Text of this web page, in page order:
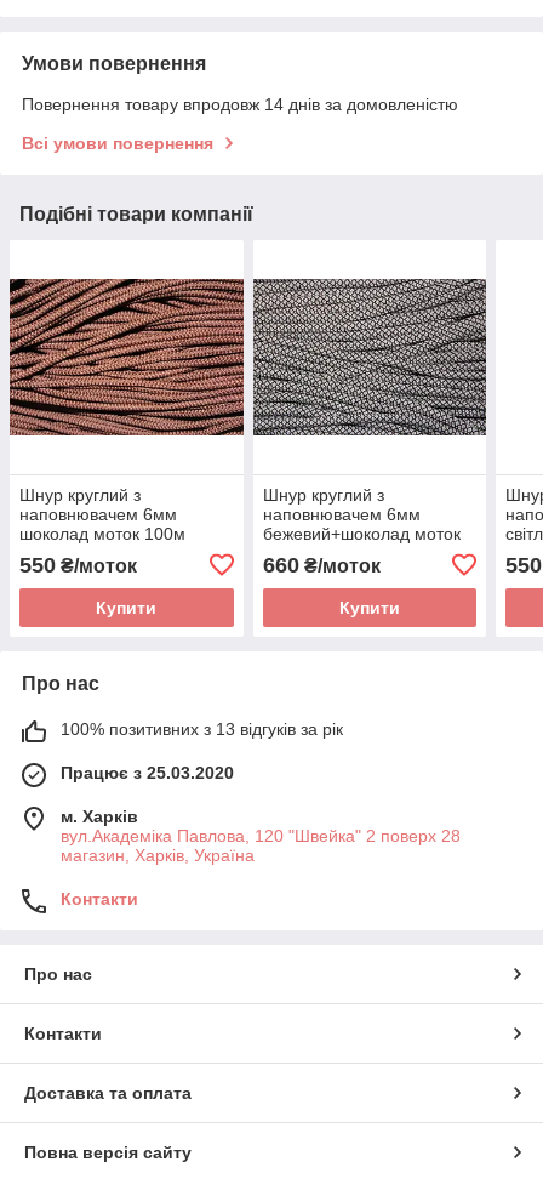
Умови повернення
Повернення товару впродовж 14 днів за домовленістю
Всі умови повернення
Подібні товари компанії
Шнур круглий з
наповнювачем 6мм
шоколад моток 100м
550 ₴/моток
Купити
Шнур круглий з
наповнювачем 6мм
бежевий+шоколад моток
660₴/моток
Купити
550
Про нас
100% позитивних з 13 відгуків за рік
Працює з 25.03.2020
м. Харків
вул.Академіка Павлова, 120 "Швейка" 2 поверх 28
магазин, Харків, Україна
Контакти
Про нас
Контакти
Доставка та оплата
Повна версія сайту